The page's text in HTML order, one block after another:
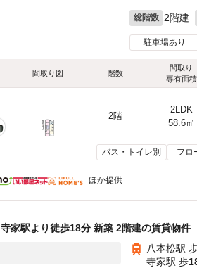
総階数 2階建
駐車場あり
間取り図 階数
間取り
専有面積
2階
2LDK
58.6㎡
バス・トイレ別 フロ
ほか提供
寺家駅より徒歩18分 新築 2階建の賃貸物件
八本松駅
寺家駅 歩